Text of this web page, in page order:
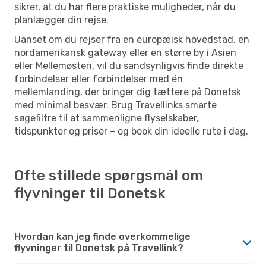
sikrer, at du har flere praktiske muligheder, når du
planlægger din rejse.
Uanset om du rejser fra en europæisk hovedstad, en
nordamerikansk gateway eller en større by i Asien
eller Mellemøsten, vil du sandsynligvis finde direkte
forbindelser eller forbindelser med én
mellemlanding, der bringer dig tættere på Donetsk
med minimal besvær. Brug Travellinks smarte
søgefiltre til at sammenligne flyselskaber,
tidspunkter og priser – og book din ideelle rute i dag.
Ofte stillede spørgsmål om
flyvninger til Donetsk
Hvordan kan jeg finde overkommelige
flyvninger til Donetsk på Travellink?